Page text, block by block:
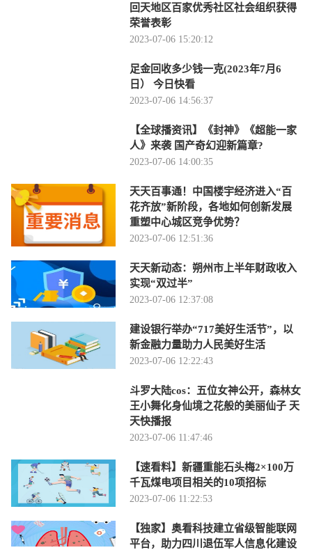
回天地区百家优秀社区社会组织获得
荣誉表彰
2023-07-06 15:20:12
足金回收多少钱一克(2023年7月6
日） 今日快看
2023-07-06 14:56:37
【全球播资讯】《封神》《超能一家
人》来袭 国产奇幻迎新篇章?
2023-07-06 14:00:35
天天百事通！中国楼宇经济进入“百
花齐放”新阶段，各地如何创新发展
重塑中心城区竞争优势？
2023-07-06 12:51:36
天天新动态：朔州市上半年财政收入
实现“双过半”
2023-07-06 12:37:08
建设银行举办“717美好生活节”，以
新金融力量助力人民美好生活
2023-07-06 12:22:43
斗罗大陆cos：五位女神公开，森林女
王小舞化身仙境之花般的美丽仙子 天
天快播报
2023-07-06 11:47:46
【速看料】新疆重能石头梅2×100万
千瓦煤电项目相关的10项招标
2023-07-06 11:22:53
【独家】奥看科技建立省级智能联网
平台，助力四川退伍军人信息化建设